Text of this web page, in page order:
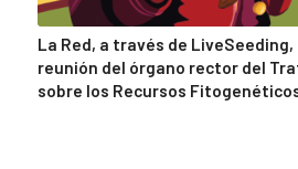
La Red, a través de
reunión del órgano rector del
sobre los Recursos Fitogenéticos